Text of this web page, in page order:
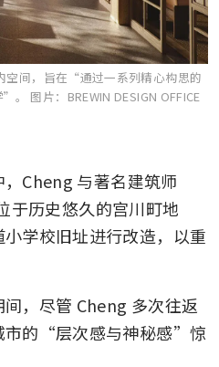
空间，旨在“通过一系列精心构思的
”。 图片：BREWIN DESIGN OFFICE
Cheng 与著名建筑师
于历史悠久的宫川町地
学校旧址进行改造，以重
，尽管 Cheng 多次往返
市的“层次感与神秘感”惊